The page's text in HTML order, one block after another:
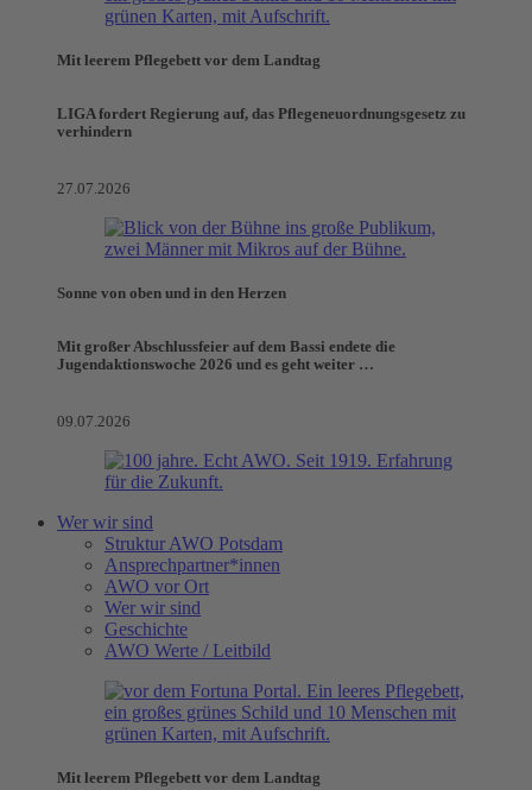
Mit leerem Pflegebett vor dem Landtag
LIGA fordert Regierung auf, das Pflegeneuordnungsgesetz zu
verhindern
27.07.2026
Sonne von oben und in den Herzen
Mit großer Abschlussfeier auf dem Bassi endete die
Jugendaktionswoche 2026 und es geht weiter …
09.07.2026
Wer wir sind
Struktur AWO Potsdam
Ansprechpartner*innen
AWO vor Ort
Wer wir sind
Geschichte
AWO Werte / Leitbild
Mit leerem Pflegebett vor dem Landtag